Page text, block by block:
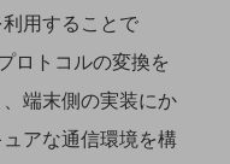
紹介します
用することで
ロトコルの変換を
端末側の実装にか
アな通信環境を構